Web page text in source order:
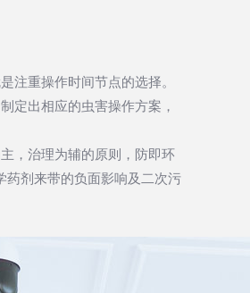
注重操作时间节点的选择。
定出相应的虫害操作方案，
，治理为辅的原则，防即环
药剂来带的负面影响及二次污